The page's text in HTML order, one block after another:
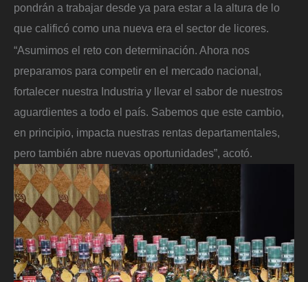
pondrán a trabajar desde ya para estar a la altura de lo
que calificó como una nueva era el sector de licores.
“Asumimos el reto con determinación. Ahora nos
preparamos para competir en el mercado nacional,
fortalecer nuestra Industria y llevar el sabor de nuestros
aguardientes a todo el país. Sabemos que este cambio,
en principio, impacta nuestras rentas departamentales,
pero también abre nuevas oportunidades”, acotó.